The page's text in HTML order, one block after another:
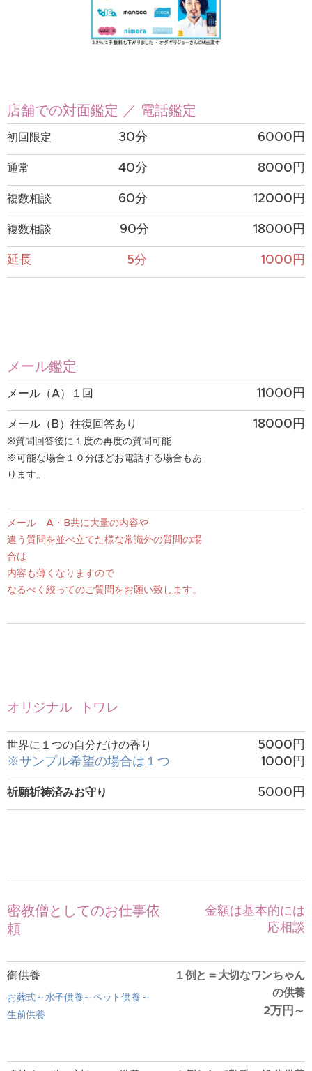
店舗での対面鑑定 ／ 電話鑑定
初回限定 30分 6000円
通常 40分 8000円
複数相談 60分 12000円
複数相談 90分
18000円
延長 5分
1000円
メール鑑定
メール（A）１回 11000円
メール（B）往復回答あり
※質問回答後に１度の再度の質問可能
※可能な場合１０分ほどお電話する場合もあ
ります。
18000円
メール A・B共に大量の内容や
違う質問を並べ立てた様な常識外の質問の場
合は
内容も薄くなりますので
なるべく絞ってのご質問をお願い致します。
オリジナル トワレ
世界に１つの自分だけの香り
※サンプル希望の場合は１つ
5000円
1000円
祈願祈祷済みお守り 5000円
密教僧としてのお仕事依
頼
金額は基本的には
応相談
御供養
お葬式～水子供養～ペット供養～
生前供養
１例と＝大切なワンちゃん
の供養
2万円～